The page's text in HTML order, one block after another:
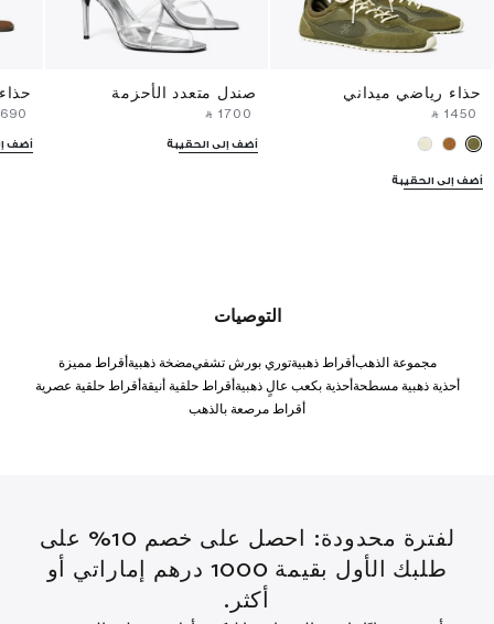
حذاء رياضي ميداني
‎ ⃁ ⁦1450⁩ ‎
أضف إلى الحقيبة
صندل متعدد الأحزمة
‎ ⃁ ⁦1700⁩ ‎
أضف إلى الحقيبة أضف
التوصيات
مجموعة الذهب أقراط ذهبيةتوري بورش تشفيمضخة ذهبية أقراط مميزة
أحذية ذهبية مسطحة أحذية بكعب عالٍ ذهبية أقراط حلقية أنيقة أقراط حلقية عصرية
أقراط مرصعة بالذهب
لفترة محدودة: احصل على خصم 10% على
طلبك الأول بقيمة 1000 درهم إماراتي أو
أكثر.